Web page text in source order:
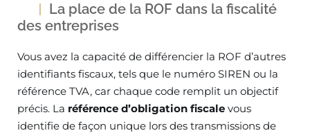
La place de la ROF dans la fiscalité
des entreprises
Vous avez la capacité de différencier la ROF d’autres
identifiants fiscaux, tels que le numéro SIREN ou la
référence TVA, car chaque code remplit un objectif
précis. La référence d’obligation fiscale vous
identifie de façon unique lors des transmissions de